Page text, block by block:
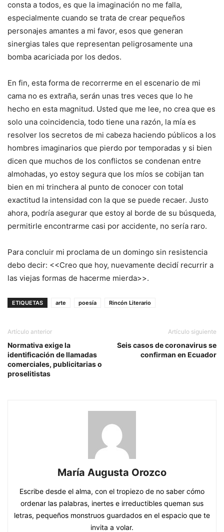
consta a todos, es que la imaginación no me falla,
especialmente cuando se trata de crear pequeños
personajes amantes a mi favor, esos que generan
sinergias tales que representan peligrosamente una
bomba acariciada por los dedos.
En fin, esta forma de recorrerme en el escenario de mi
cama no es extraña, serán unas tres veces que lo he
hecho en esta magnitud. Usted que me lee, no crea que es
solo una coincidencia, todo tiene una razón, la mía es
resolver los secretos de mi cabeza haciendo públicos a los
hombres imaginarios que pierdo por temporadas y si bien
dicen que muchos de los conflictos se condenan entre
almohadas, yo estoy segura que los míos se cobijan tan
bien en mi trinchera al punto de conocer con total
exactitud la intensidad con la que se puede recaer. Justo
ahora, podría asegurar que estoy al borde de su búsqueda,
permitirle encontrarme casi por accidente, no sería raro.
Para concluir mi proclama de un domingo sin resistencia
debo decir: <<Creo que hoy, nuevamente decidí recurrir a
las viejas formas de hacerme mierda>>.
ETIQUETAS arte poesía Rincón Literario
Artículo anterior
Normativa exige la
identificación de llamadas
comerciales, publicitarias o
proselitistas
Artículo siguiente
Seis casos de coronavirus se
confirman en Ecuador
María Augusta Orozco
Escribe desde el alma, con el tropiezo de no saber cómo
ordenar las palabras, inertes e irreductibles queman sus
letras, pequeños monstruos guardados en el espacio que te
invita a volar.